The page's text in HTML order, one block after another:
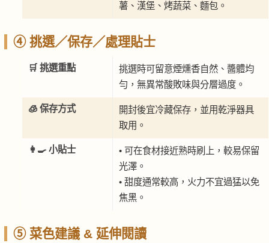
薯、漢堡、烤蔬菜、麵包。
④ 挑選／保存／處理貼士
🛒 挑選重點
挑選時可留意煙燻香自然、醬體均
勻，無異常酸敗味與分層過度。
🧊 保存方式
開封後宜冷藏保存，並用乾淨器具
取用。
👩‍🍳 小貼士
• 可在食材接近熟時刷上，較易保留
光澤。
• 甜度通常較高，火力不宜過猛以免
焦黑。
⑤ 菜色建議 & 延伸閱讀